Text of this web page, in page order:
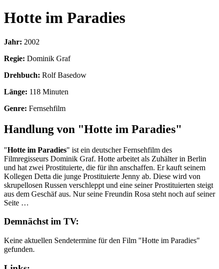
Hotte im Paradies
Jahr: 2002
Regie: Dominik Graf
Drehbuch: Rolf Basedow
Länge: 118 Minuten
Genre: Fernsehfilm
Handlung von "Hotte im Paradies"
"Hotte im Paradies" ist ein deutscher Fernsehfilm des
Filmregisseurs Dominik Graf. Hotte arbeitet als Zuhälter in Berlin
und hat zwei Prostituierte, die für ihn anschaffen. Er kauft seinem
Kollegen Detta die junge Prostituierte Jenny ab. Diese wird von
skrupellosen Russen verschleppt und eine seiner Prostituierten steigt
aus dem Geschäf aus. Nur seine Freundin Rosa steht noch auf seiner
Seite …
Demnächst im TV:
Keine aktuellen Sendetermine für den Film "Hotte im Paradies"
gefunden.